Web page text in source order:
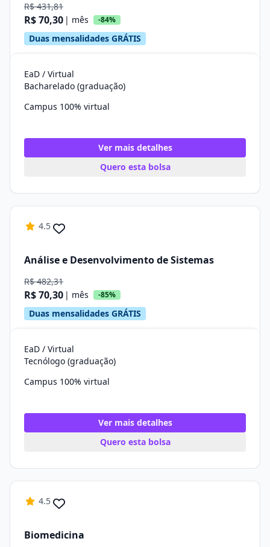
R$ 431,81
R$ 70,30 | mês -84%
Duas mensalidades GRÁTIS
EaD / Virtual
Bacharelado (graduação)
Campus 100% virtual
Ver mais detalhes
Quero esta bolsa
4.5
Análise e Desenvolvimento de Sistemas
R$ 482,31
R$ 70,30 | mês -85%
Duas mensalidades GRÁTIS
EaD / Virtual
Tecnólogo (graduação)
Campus 100% virtual
Ver mais detalhes
Quero esta bolsa
4.5
Biomedicina